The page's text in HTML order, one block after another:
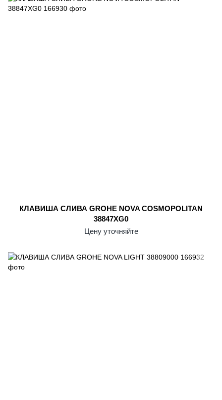
КЛАВИША СЛИВА GROHE NOVA COSMOPOLITAN
38847XG0
Цену уточняйте